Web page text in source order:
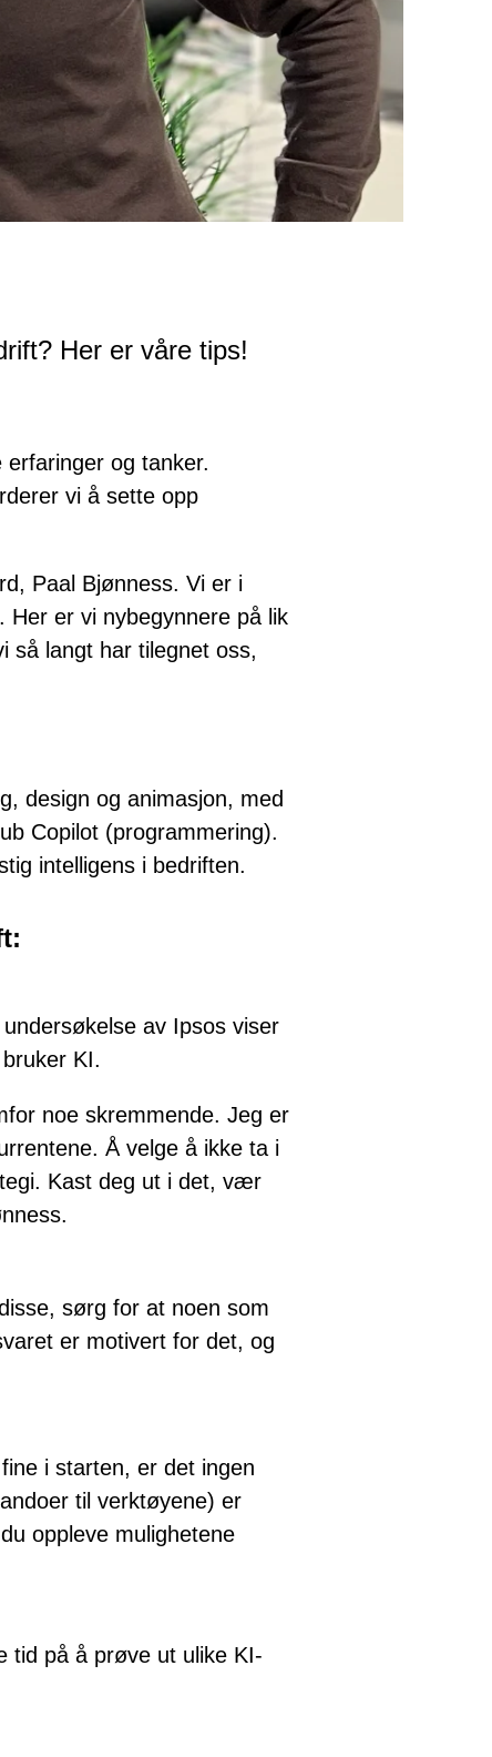
Her er våre tips!
og tanker.
vi å sette opp
Paal Bjønness. Vi er i
Her er vi nybegynnere på lik
så langt har tilegnet oss,
design og animasjon, med
Copilot (programmering).
intelligens i bedriften.
av Ipsos viser
KI.
noe skremmende. Jeg er
Å velge å ikke ta i
Kast deg ut i det, vær
sørg for at noen som
er motivert for det, og
i starten, er det ingen
til verktøyene) er
oppleve mulighetene
tid på å prøve ut ulike KI-